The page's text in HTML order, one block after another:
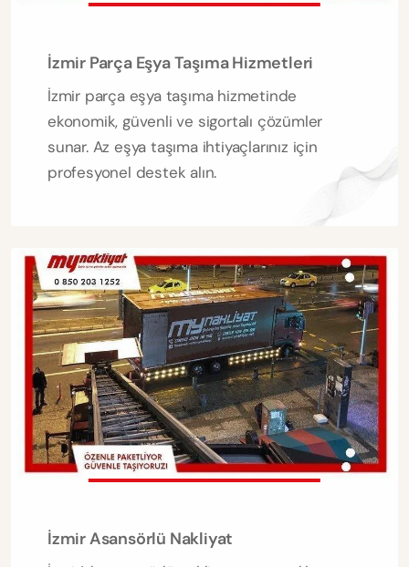
İzmir Parça Eşya Taşıma Hizmetleri
İzmir parça eşya taşıma hizmetinde
ekonomik, güvenli ve sigortalı çözümler
sunar. Az eşya taşıma ihtiyaçlarınız için
profesyonel destek alın.
İzmir Asansörlü Nakliyat